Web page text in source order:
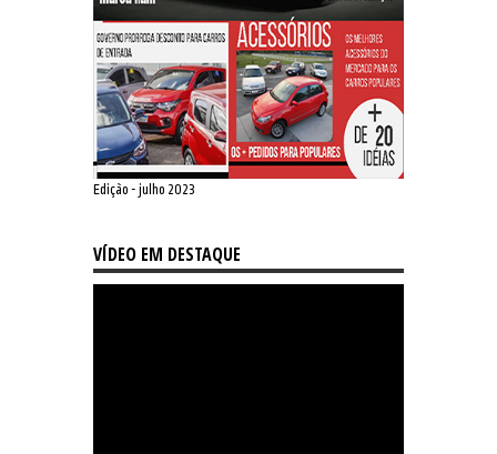
Edição - julho 2023
VÍDEO EM DESTAQUE